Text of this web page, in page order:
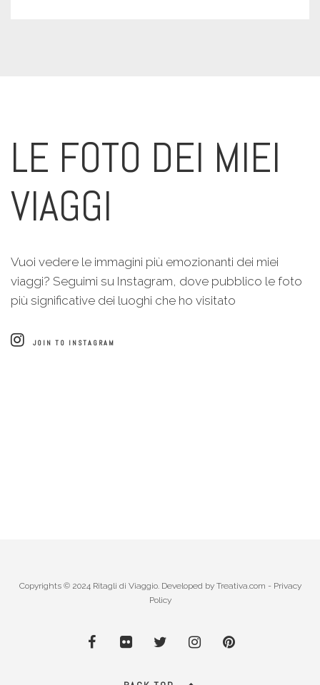
LE FOTO DEI MIEI
VIAGGI
Vuoi vedere le immagini più emozionanti dei miei
viaggi? Seguimi su Instagram, dove pubblico le foto
più significative dei luoghi che ho visitato
JOIN TO INSTAGRAM
Copyrights © 2024 Ritagli di Viaggio. Developed by Treativa.com - Privacy
Policy